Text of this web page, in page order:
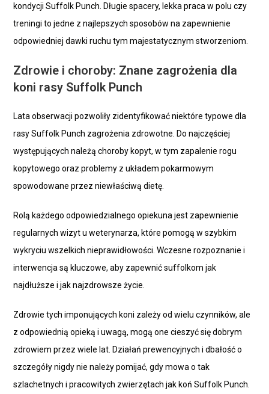
kondycji Suffolk Punch. Długie spacery, lekka praca w polu czy
treningi to jedne z najlepszych sposobów na zapewnienie
odpowiedniej dawki ruchu tym majestatycznym stworzeniom.
Zdrowie i choroby: Znane zagrożenia dla
koni rasy Suffolk Punch
Lata obserwacji pozwoliły zidentyfikować niektóre typowe dla
rasy Suffolk Punch zagrożenia zdrowotne. Do najczęściej
występujących należą choroby kopyt, w tym zapalenie rogu
kopytowego oraz problemy z układem pokarmowym
spowodowane przez niewłaściwą dietę.
Rolą każdego odpowiedzialnego opiekuna jest zapewnienie
regularnych wizyt u weterynarza, które pomogą w szybkim
wykryciu wszelkich nieprawidłowości. Wczesne rozpoznanie i
interwencja są kluczowe, aby zapewnić suffolkom jak
najdłuższe i jak najzdrowsze życie.
Zdrowie tych imponujących koni zależy od wielu czynników, ale
z odpowiednią opieką i uwagą, mogą one cieszyć się dobrym
zdrowiem przez wiele lat. Działań prewencyjnych i dbałość o
szczegóły nigdy nie należy pomijać, gdy mowa o tak
szlachetnych i pracowitych zwierzętach jak koń Suffolk Punch.